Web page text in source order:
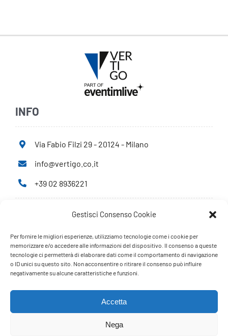
Gestisci Consenso Cookie
Per fornire le migliori esperienze, utilizziamo tecnologie come i cookie per
memorizzare e/o accedere alle informazioni del dispositivo. Il consenso a queste
tecnologie ci permetterà di elaborare dati come il comportamento di navigazione
o ID unici su questo sito. Non acconsentire o ritirare il consenso può influire
negativamente su alcune caratteristiche e funzioni.
Accetta
Nega
INFO
Via Fabio Filzi 29 - 20124 - Milano
info@vertigo.co.it
+39 02 8936221
Privacy Policy
Cookie Policy
PARTNERS